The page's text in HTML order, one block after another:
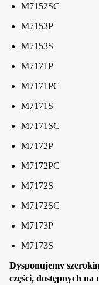
M7152SC
M7153P
M7153S
M7171P
M7171PC
M7171S
M7171SC
M7172P
M7172PC
M7172S
M7172SC
M7173P
M7173S
Dysponujemy
części, dostępnych